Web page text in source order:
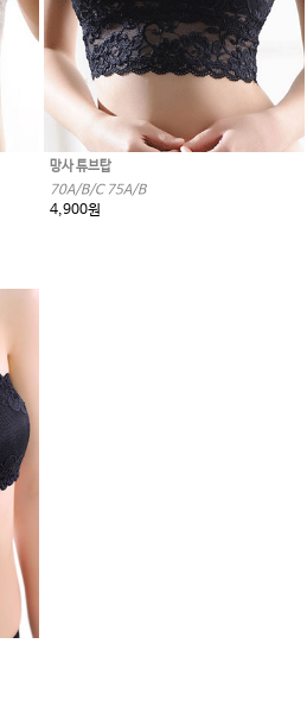
망사 튜브탑
70A/B/C 75A/B
4,900원